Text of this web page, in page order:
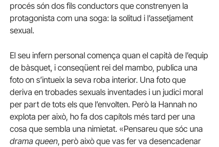
procés són dos fils conductors que constrenyen la
protagonista com una soga: la solitud i l’assetjament
sexual.
El seu infern personal comença quan el capità de l’equip
de bàsquet, i conseqüent rei del mambo, publica una
foto on s’intueix la seva roba interior. Una foto que
deriva en trobades sexuals inventades i un judici moral
per part de tots els que l’envolten. Però la Hannah no
explota per això, ho fa dos capítols més tard per una
cosa que sembla una nimietat. «Pensareu que sóc una
drama queen, però això que vas fer va desencadenar